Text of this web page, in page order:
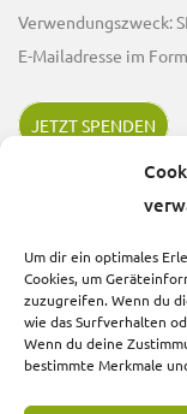
Um dir ein optimales
Cookies, um
zuzugreifen. Wenn du
wie das Surfverhalten
Wenn du deine
bestimmte Merkmale
Verwendungszweck:
E-Mailadresse im
JETZT SPENDEN
RECHTLICHE
Kontakt
Impressum
Datenschutzerklärung
Cookie-Richtlinie (EU)